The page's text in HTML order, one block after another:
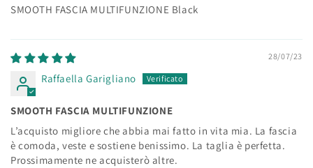
SMOOTH FASCIA MULTIFUNZIONE Black
28/07/23
Raffaella Garigliano
SMOOTH FASCIA MULTIFUNZIONE
L’acquisto migliore che abbia mai fatto in vita mia. La fascia
è comoda, veste e sostiene benissimo. La taglia è perfetta.
Prossimamente ne acquisterò altre.